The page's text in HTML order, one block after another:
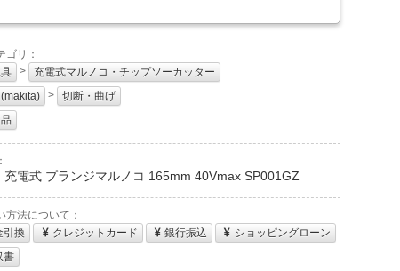
ゴリ：
>
充電式マルノコ・チップソーカッター
>
切断・曲げ
充電式 プランジマルノコ 165mm 40Vmax SP001GZ
方法について：
引換
クレジットカード 銀行振込
ショッピングローン
書